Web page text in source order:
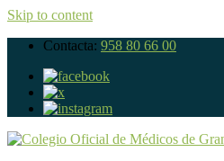
Skip to content
Contacta: 958 80 66 00